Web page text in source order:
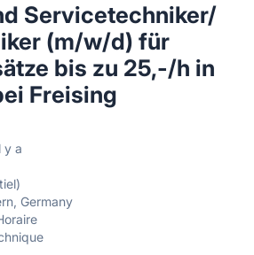
Servicetechniker/
(m/w/d) für
bis zu 25,-/h in
Freising
y a
Germany